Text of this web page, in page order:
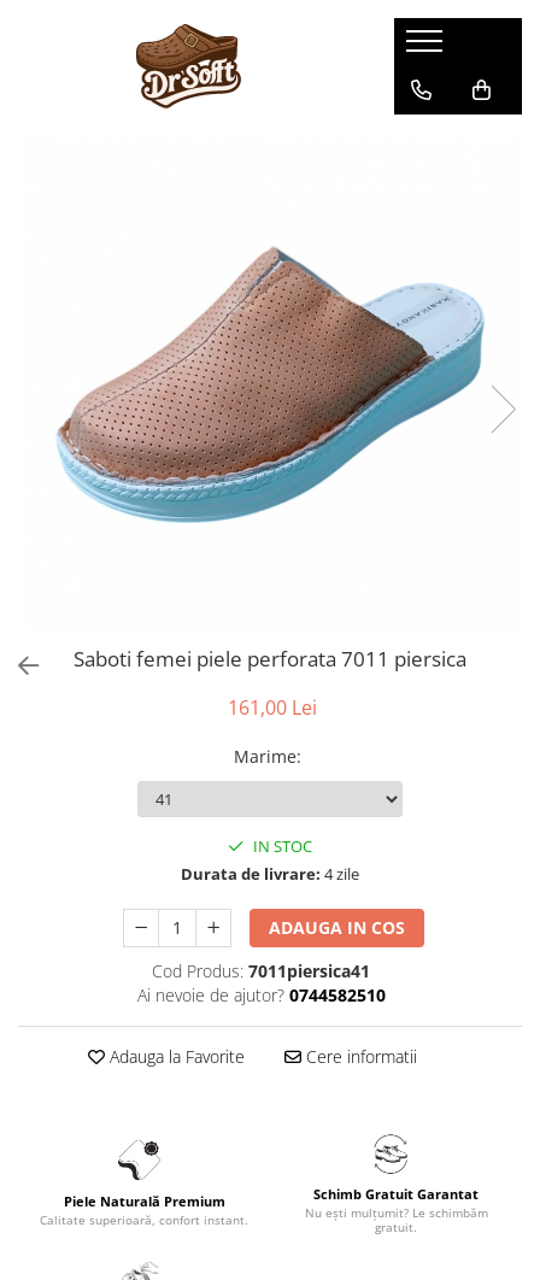
Saboti femei piele perforata 7011 piersica
161,00 Lei
Marime:
IN STOC
Durata de livrare: 4 zile
ADAUGA IN COS
Cod Produs: 7011piersica41
Ai nevoie de ajutor? 0744582510
Adauga la Favorite Cere informatii
Piele Naturală Premium
Calitate superioară, confort instant.
Schimb Gratuit Garantat
Nu ești mulțumit? Le schimbăm
gratuit.